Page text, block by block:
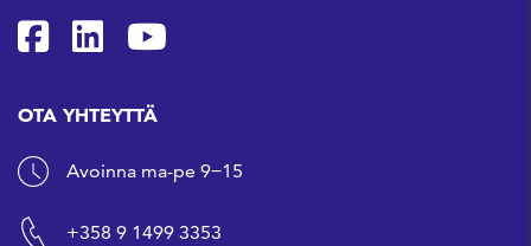
SFS Facebookissa
SFS Linkedinissä
SFS Youtubessa
OTA YHTEYTTÄ
Avoinna ma-pe 9−15
+358 9 1499 3353